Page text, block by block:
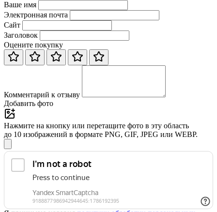
Ваше имя
Электронная почта
Сайт
Заголовок
Оцените покупку
Комментарий к отзыву
Добавить фото
Нажмите на кнопку или перетащите фото в эту область
до 10 изображений в формате PNG, GIF, JPEG или WEBP.